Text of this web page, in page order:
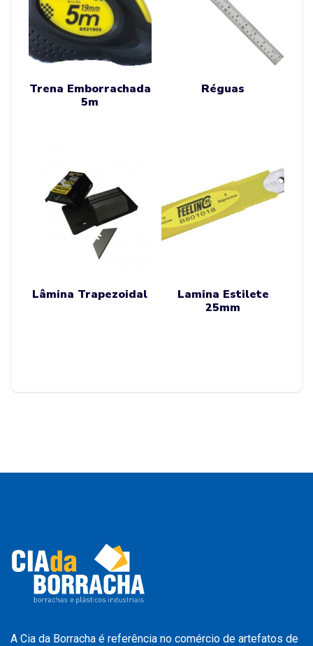
Trena Emborrachada
5m
Réguas
Lâmina Trapezoidal
Lamina Estilete
25mm
A Cia da Borracha é referência no comércio de artefatos de